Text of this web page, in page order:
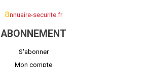
annuaire-securite.fr
ABONNEMENT
S'abonner
Mon compte